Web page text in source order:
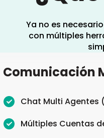
Ya no es
con múltiples
Comunicación
Chat Multi Agentes
Múltiples Cuentas